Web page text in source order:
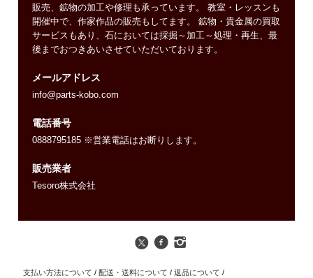
販売、鉱物の加工や修理も承っています。 教室・レッスンも
開催中で、作家作品の販売もしてます。 鉱物・貴金属の買取
サービスもあり、石においては採掘～加工～処理・再生、最
後までおつきあいさせていただいております。
メールアドレス
info@parts-kobo.com
電話番号
0888795185 ※営業電話はお断りします。
販売業者
Tesoro株式会社
支払い方法について / 配送・送料について / 返品について /